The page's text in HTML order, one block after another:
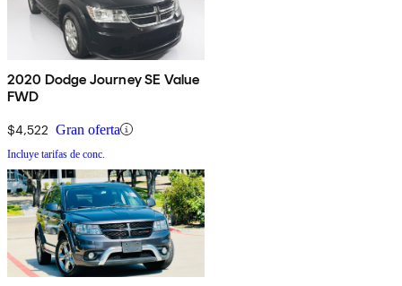
2020 Dodge Journey SE Value
FWD
$4,522 Gran oferta
Incluye tarifas de conc.